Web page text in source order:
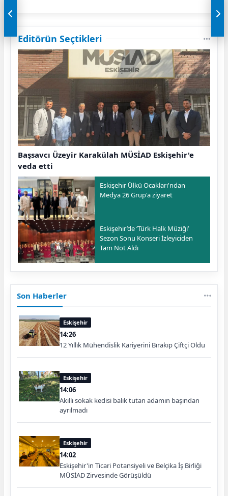
Editörün Seçtikleri
Başsavcı Üzeyir Karakülah MÜSİAD Eskişehir'e
veda etti
Eskişehir Ülkü Ocakları'ndan
Medya 26 Grup'a ziyaret
Eskişehir’de ‘Türk Halk Müziği’
Sezon Sonu Konseri İzleyiciden
Tam Not Aldı
Son Haberler
Eskişehir
14:26
12 Yıllık Mühendislik Kariyerini Bırakıp Çiftçi Oldu
Eskişehir
14:06
Akıllı sokak kedisi balık tutan adamın başından
ayrılmadı
Eskişehir
14:02
Eskişehir'in Ticari Potansiyeli ve Belçika İş Birliği
MÜSİAD Zirvesinde Görüşüldü